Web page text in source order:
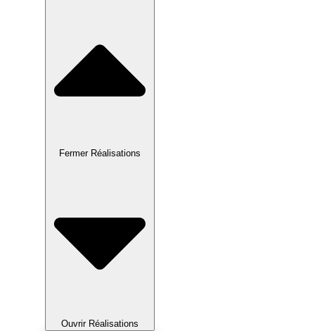
Fermer Réalisations
Ouvrir Réalisations